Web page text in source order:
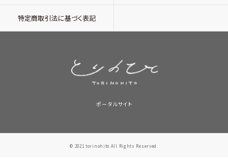
特定商取引法に基づく表記
ポータルサイト
© 2021 torinohito All Rights Reserved.